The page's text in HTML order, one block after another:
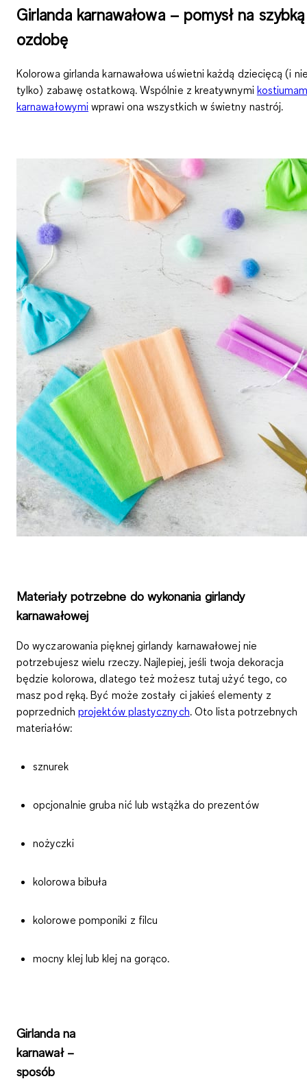
Girlanda karnawałowa – pomysł na szybką
ozdobę
Kolorowa girlanda karnawałowa uświetni każdą dziecięcą (i
tylko) zabawę ostatkową. Wspólnie z kreatywnymi
karnawałowymi wprawi ona wszystkich w świetny nastrój.
Materiały potrzebne do wykonania girlandy
karnawałowej
Do wyczarowania pięknej girlandy karnawałowej nie
potrzebujesz wielu rzeczy. Najlepiej, jeśli twoja dekoracja
będzie kolorowa, dlatego też możesz tutaj użyć tego, co
masz pod ręką. Być może zostały ci jakieś elementy z
poprzednich projektów plastycznych. Oto lista potrzebnych
materiałów:
sznurek
opcjonalnie gruba nić lub wstążka do prezentów
nożyczki
kolorowa bibuła
kolorowe pomponiki z filcu
mocny klej lub klej na gorąco.
Girlanda na
karnawał –
sposób